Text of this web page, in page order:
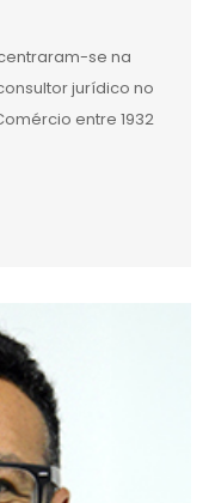
se na
jurídico no
entre 1932